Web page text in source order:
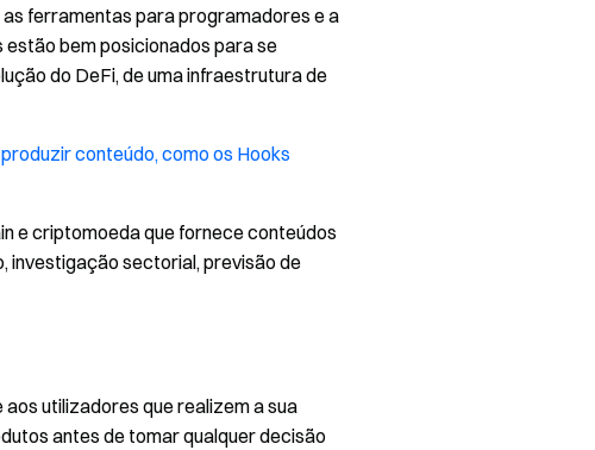
ferramentas para programadores e a
bem posicionados para se
do DeFi, de uma infraestrutura de
conteúdo, como os Hooks
e criptomoeda que fornece conteúdos
investigação sectorial, previsão de
utilizadores que realizem a sua
antes de tomar qualquer decisão